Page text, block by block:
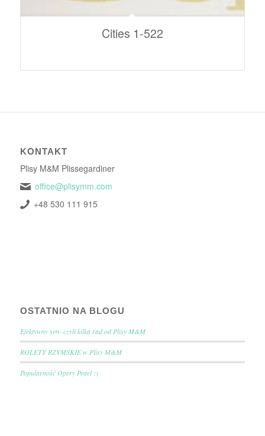
Cities 1-522
KONTAKT
Plisy M&M Plissegardiner
office@plisymm.com
+48 530 111 915
OSTATNIO NA BLOGU
Efektywny sen- czyli kilka rad od Plisy M&M
ROLETY RZYMSKIE w Plisy M&M
Popularność Opery Pearl :)